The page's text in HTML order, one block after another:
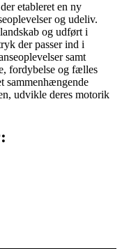
etableret en ny
og udeliv.
og udført i
der passer ind i
samt
fordybelse og fælles
sammenhængende
udvikle deres motorik